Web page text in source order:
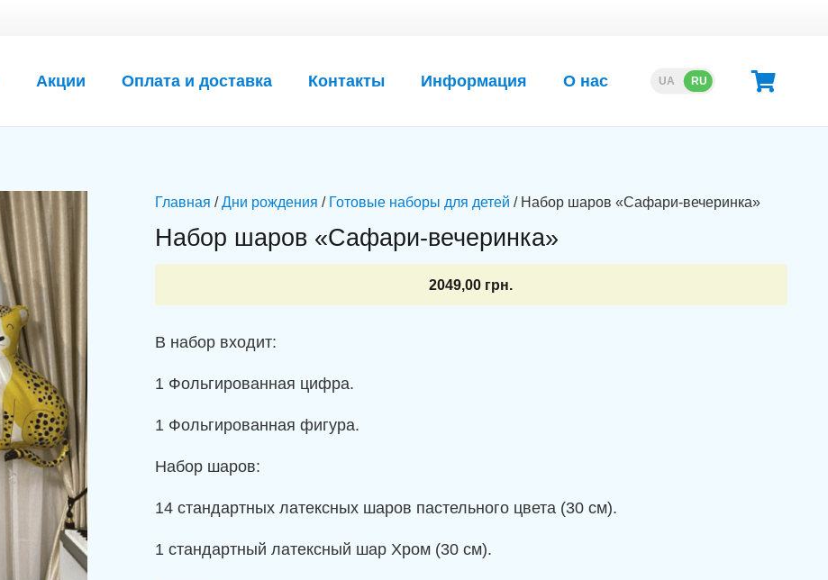
Акции Оплата и доставка Контакты Информация О нас UA RU
Главная /Дни рождения / Готовые наборы для детей / Набор шаров «Сафари-вечеринка»
Набор шаров «Сафари-вечеринка»
2049,00 грн.
В набор входит:
1 Фольгированная цифра.
1 Фольгированная фигура.
Набор шаров:
14 стандартных латексных шаров пастельного цвета (30 см).
1 стандартный латексный шар Хром (30 см).